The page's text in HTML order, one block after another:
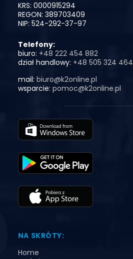
KRS: 0000915294
REGON: 389703409
NIP: 524-292-37-97
Telefony:
biuro: +48 222 454 882
dział handlowy: +48 505 324 464
mail: biuro@k2online.pl
wsparcie: pomoc@k2online.pl
NA SKRÓTY:
Home